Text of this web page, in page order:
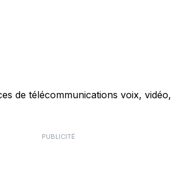
de télécommunications voix,
PUBLICITÉ